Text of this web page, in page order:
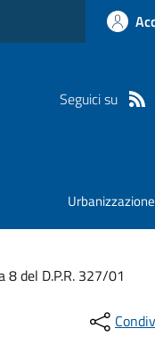
Seguici su
Urbanizzazione
del D.P.R. 327/01